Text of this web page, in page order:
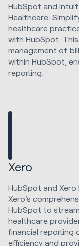
HubSpot and
Healthcare:
healthcare
with HubSpot.
management of
within HubSpot,
reporting.
Xero
HubSpot and
Xero's
HubSpot to
healthcare
financial reporting
efficiency and